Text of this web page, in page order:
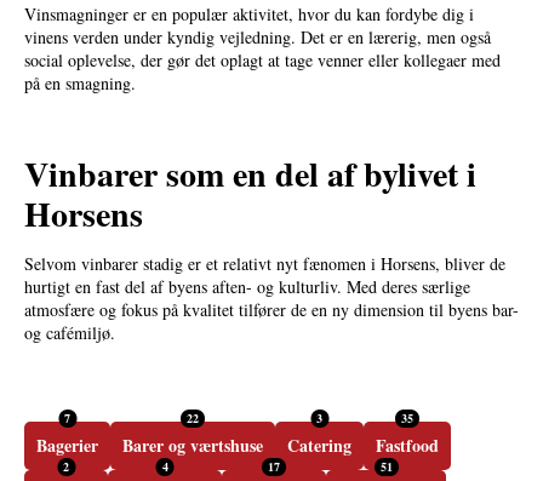
Vinsmagninger er en populær aktivitet, hvor du kan fordybe dig i
vinens verden under kyndig vejledning. Det er en lærerig, men også
social oplevelse, der gør det oplagt at tage venner eller kollegaer med
på en smagning.
Vinbarer som en del af bylivet i
Horsens
Selvom vinbarer stadig er et relativt nyt fænomen i Horsens, bliver de
hurtigt en fast del af byens aften- og kulturliv. Med deres særlige
atmosfære og fokus på kvalitet tilfører de en ny dimension til byens bar-
og cafémiljø.
Bagerier
7
Barer og værtshuse
22
Catering
3
Fastfood
35
2 4 17 51